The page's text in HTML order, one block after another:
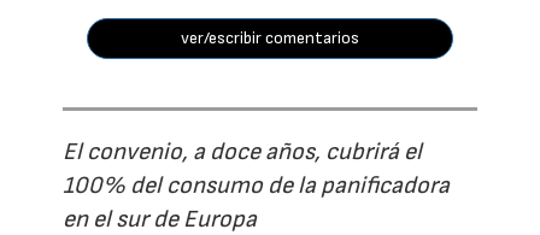
ver/escribir comentarios
El convenio, a doce años, cubrirá el
100% del consumo de la panificadora
en el sur de Europa